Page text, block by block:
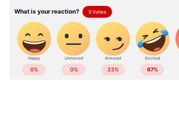
ABOUT THE AUTHOR